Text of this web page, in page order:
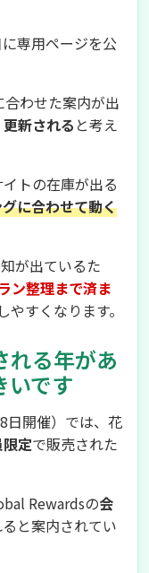
専用ページを公
わせた案内が出
新される と考え
トの在庫が出る
に合わせて動く
が出ているた
ン整理まで済ま
すくなります。
れる年があ
いです
日開催）では、花
定で販売された
Rewardsの会
と案内されてい